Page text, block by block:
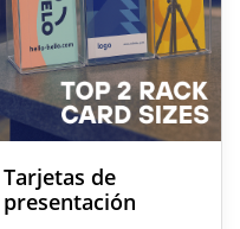
Tarjetas de
presentación